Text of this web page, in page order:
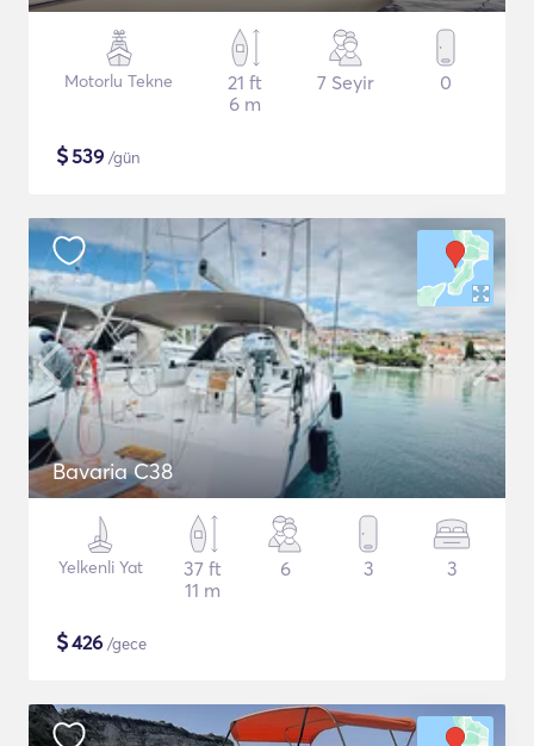
Motorlu Tekne
21 ft
6 m
7 Seyir 0
$539 /gün
Bavaria C38
Yelkenli Yat
37 ft
11 m
6 3 3
$426 /gece